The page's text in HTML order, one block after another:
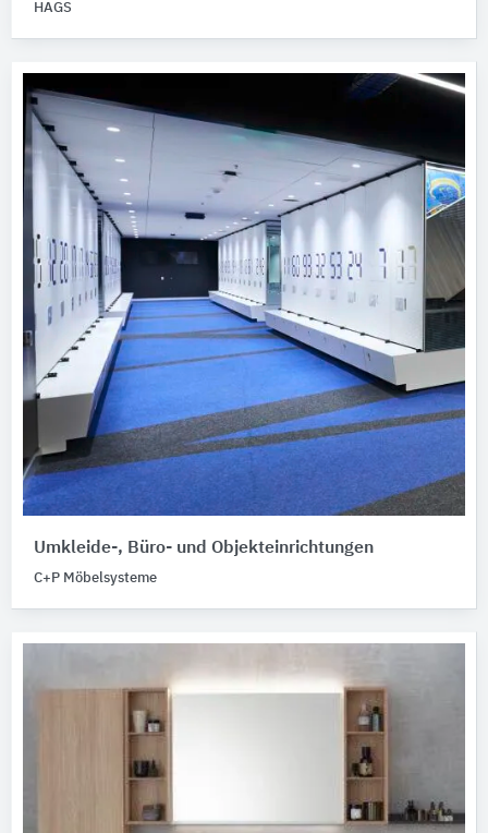
HAGS
Umkleide-, Büro- und Objekteinrichtungen
C+P Möbelsysteme